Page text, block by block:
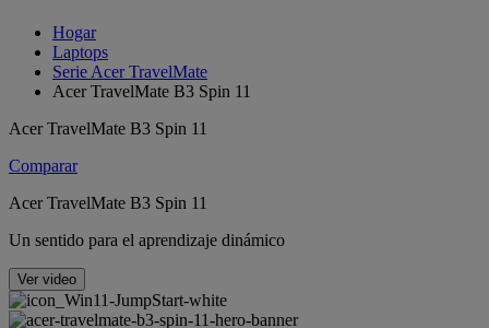
Hogar
Laptops
Serie Acer TravelMate
Acer TravelMate B3 Spin 11
Acer TravelMate B3 Spin 11
Comparar
Acer TravelMate B3 Spin 11
Un sentido para el aprendizaje dinámico
Ver video